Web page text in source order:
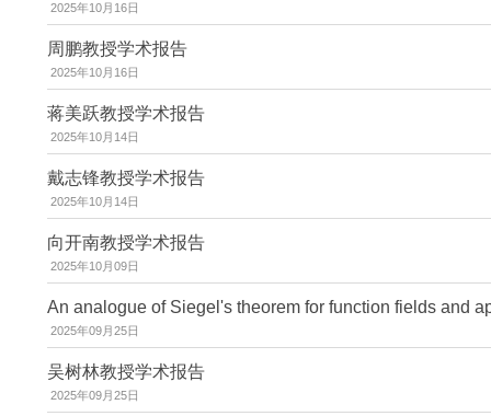
2025年10月16日
周鹏教授学术报告
2025年10月16日
蒋美跃教授学术报告
2025年10月14日
戴志锋教授学术报告
2025年10月14日
向开南教授学术报告
2025年10月09日
An analogue of Siegel's theorem for function fields and
2025年09月25日
吴树林教授学术报告
2025年09月25日